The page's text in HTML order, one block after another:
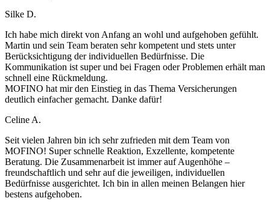
Silke D.
Ich habe mich direkt von Anfang an wohl und aufgehoben gefühlt.
Martin und sein Team beraten sehr kompetent und stets unter
Berücksichtigung der individuellen Bedürfnisse. Die
Kommunikation ist super und bei Fragen oder Problemen erhält man
schnell eine Rückmeldung.
MOFINO hat mir den Einstieg in das Thema Versicherungen
deutlich einfacher gemacht. Danke dafür!
Celine A.
Seit vielen Jahren bin ich sehr zufrieden mit dem Team von
MOFINO! Super schnelle Reaktion, Exzellente, kompetente
Beratung. Die Zusammenarbeit ist immer auf Augenhöhe –
freundschaftlich und sehr auf die jeweiligen, individuellen
Bedürfnisse ausgerichtet. Ich bin in allen meinen Belangen hier
bestens aufgehoben.